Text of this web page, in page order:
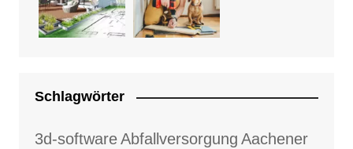
Schlagwörter
3d-softwareAbfallversorgung Aachener